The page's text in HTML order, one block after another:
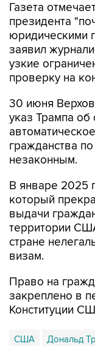
Газета
президента
юридическими
заявил
узкие
проверку на
30 июня
указ Трампа об
гражданства
незаконным.
В январе 2025
который
выдачи
территории
стране
визам.
Право на
закреплено в
Конституции
США Дональд